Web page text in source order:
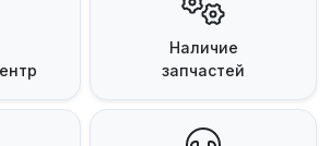
Наличие
запчастей